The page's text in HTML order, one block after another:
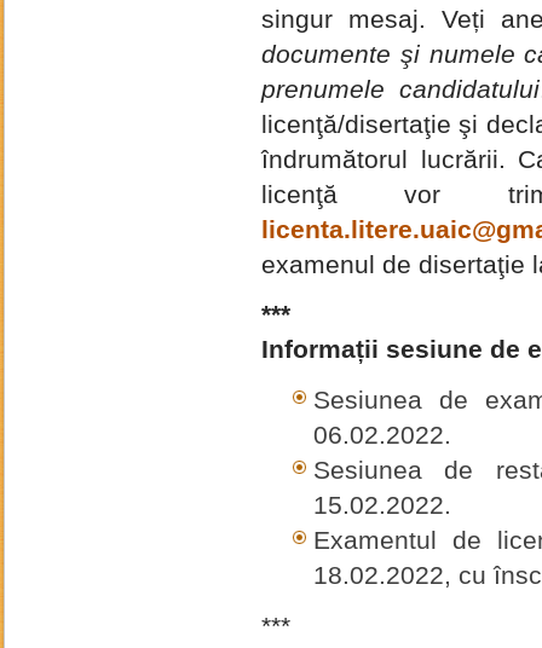
singur mesaj. Veți
documente şi numele
prenumele candidatului
licenţă/disertaţie şi
îndrumătorul lucrării.
licenţă vor
examenul de disertaţie
***
Informații sesiune de
Sesiunea de
06.02.2022.
Sesiunea de
15.02.2022.
Examentul de
18.02.2022, cu
***